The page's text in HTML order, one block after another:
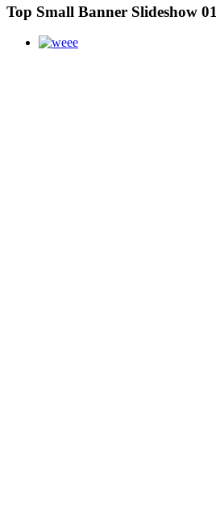
Top Small Banner Slideshow 01